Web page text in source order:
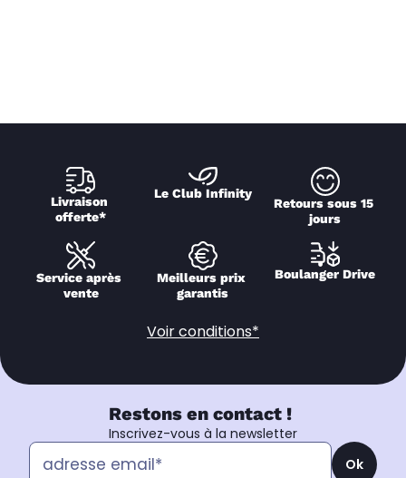
Livraison
offerte*
Le Club Infinity
Retours sous 15
jours
Service après
vente
Meilleurs prix
garantis
Boulanger Drive
Voir conditions*
Restons en contact !
Inscrivez-vous à la newsletter
Ok